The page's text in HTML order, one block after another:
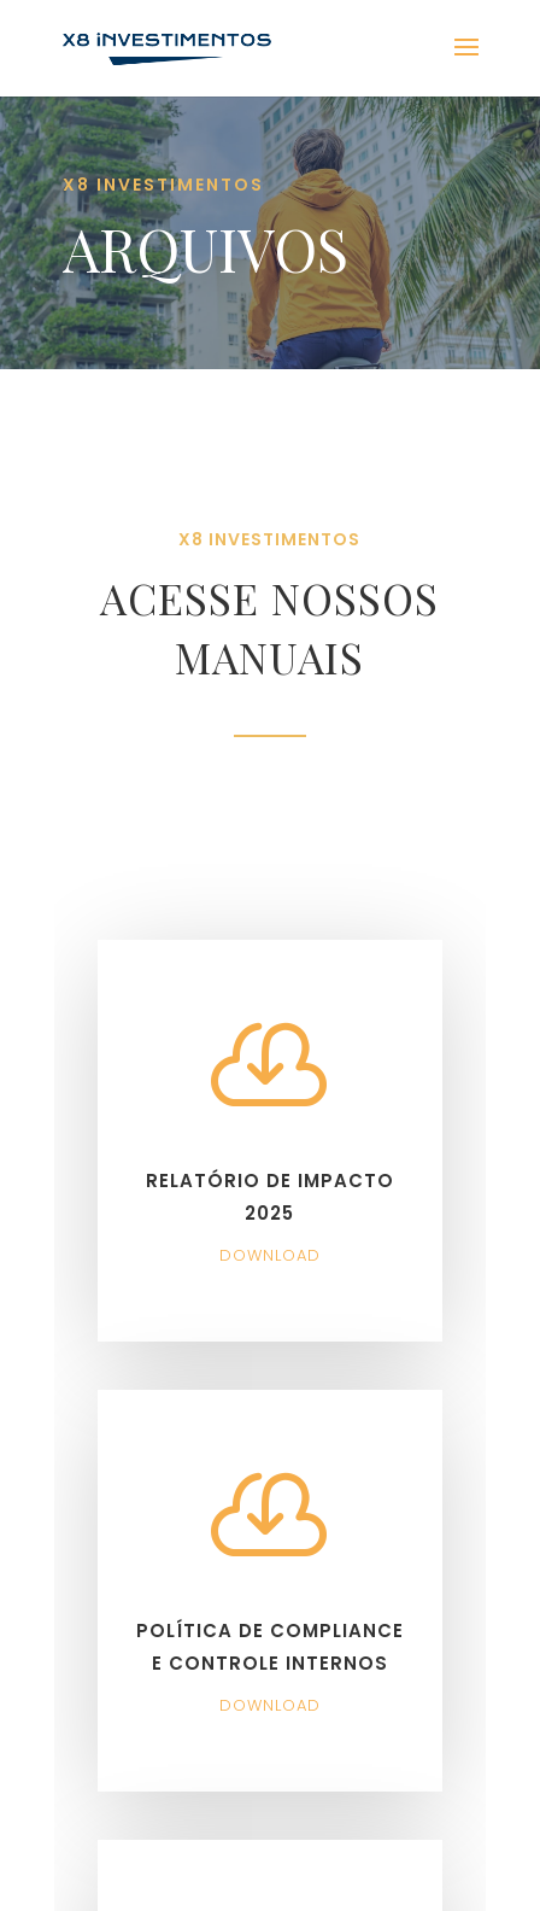
X8 INVESTIMENTOS
ARQUIVOS
X8 INVESTIMENTOS
ACESSE NOSSOS
MANUAIS

RELATÓRIO DE IMPACTO
2025
DOWNLOAD

POLÍTICA DE COMPLIANCE
E CONTROLE INTERNOS
DOWNLOAD